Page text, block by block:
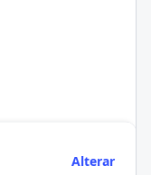
Alterar